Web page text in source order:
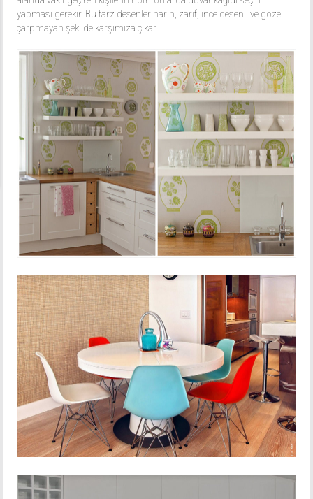
yapması gerekir. Bu tarz desenler narin, zarif, ince desenli ve göze
çarpmayan şekilde karşımıza çıkar.